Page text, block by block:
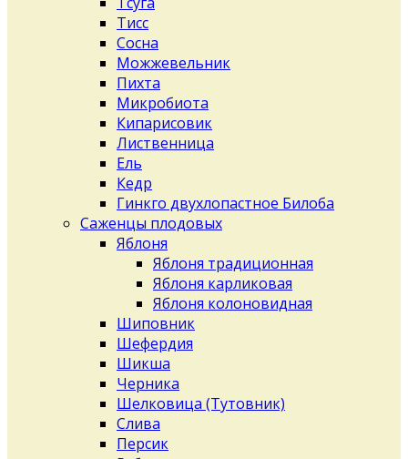
Тисс
Сосна
Можжевельник
Пихта
Микробиота
Кипарисовик
Лиственница
Ель
Кедр
Гинкго двухлопастное Билоба
Саженцы плодовых
Яблоня
Яблоня традиционная
Яблоня карликовая
Яблоня колоновидная
Шиповник
Шефердия
Шикша
Черника
Шелковица (Тутовник)
Слива
Персик